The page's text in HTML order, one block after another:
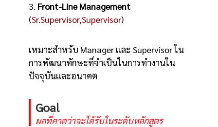
3. Front-Line Management
(Sr.Supervisor,Supervisor)
เหมาะสำหรับ Manager และ Supervisor ใน
การพัฒนาทักษะที่จำเป็นในการทำงานใน
ปัจจุบันและอนาคต
Goal
ผลที่คาดว่าจะได้รับในระดับหลักสูตร